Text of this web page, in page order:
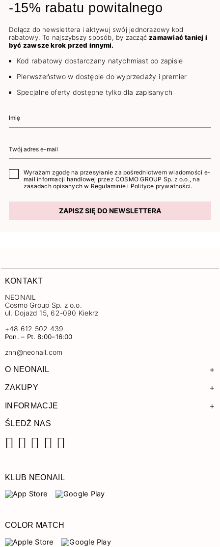
-15% rabatu powitalnego
Dołącz do newslettera i aktywuj swój jednorazowy kod
rabatowy. To najszybszy sposób, by zacząćzamawiać taniej i
być zawsze krok przed innymi.
Kod rabatowy dostarczany natychmiast po zapisie
Pierwszeństwo w dostępie do wyprzedaży i premier
Specjalne oferty dostępne tylko dla zapisanych
Wyrażam zgodę na przesyłanie za pośrednictwem wiadomości e-
mail informacji handlowej przez COSMO GROUP Sp. z o.o., na
zasadach opisanych w Regulaminie i Polityce prywatności.
ZAPISZ SIĘ DO NEWSLETTERA
KONTAKT
NEONAIL
Cosmo Group Sp. z o.o.
ul. Dojazd 15, 62-090 Kiekrz
+48 612 502 439
Pon. – Pt. 8:00–16:00
znn@neonail.com
O NEONAIL +
ZAKUPY +
INFORMACJE +
ŚLEDŹ NAS
KLUB NEONAIL
COLOR MATCH